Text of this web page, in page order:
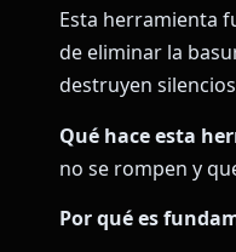
Esta herramienta
de eliminar la
destruyen
Qué hace esta
no se rompen y
Por qué es